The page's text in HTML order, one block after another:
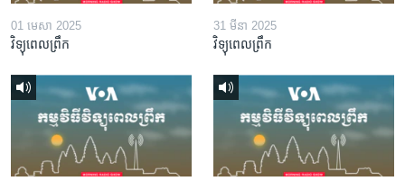
01 មេសា 2025
វិទ្យុពេលព្រឹក
31 មីនា 2025
វិទ្យុពេលព្រឹក